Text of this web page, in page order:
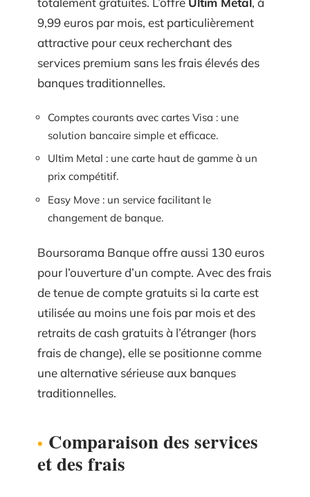
9,99 euros par mois, est particulièrement
attractive pour ceux recherchant des
services premium sans les frais élevés des
banques traditionnelles.
Comptes courants avec cartes Visa : une
solution bancaire simple et efficace.
Ultim Metal : une carte haut de gamme à un
prix compétitif.
Easy Move : un service facilitant le
changement de banque.
Boursorama Banque offre aussi 130 euros
pour l’ouverture d’un compte. Avec des frais
de tenue de compte gratuits si la carte est
utilisée au moins une fois par mois et des
retraits de cash gratuits à l’étranger (hors
frais de change), elle se positionne comme
une alternative sérieuse aux banques
traditionnelles.
Comparaison des services
et des frais